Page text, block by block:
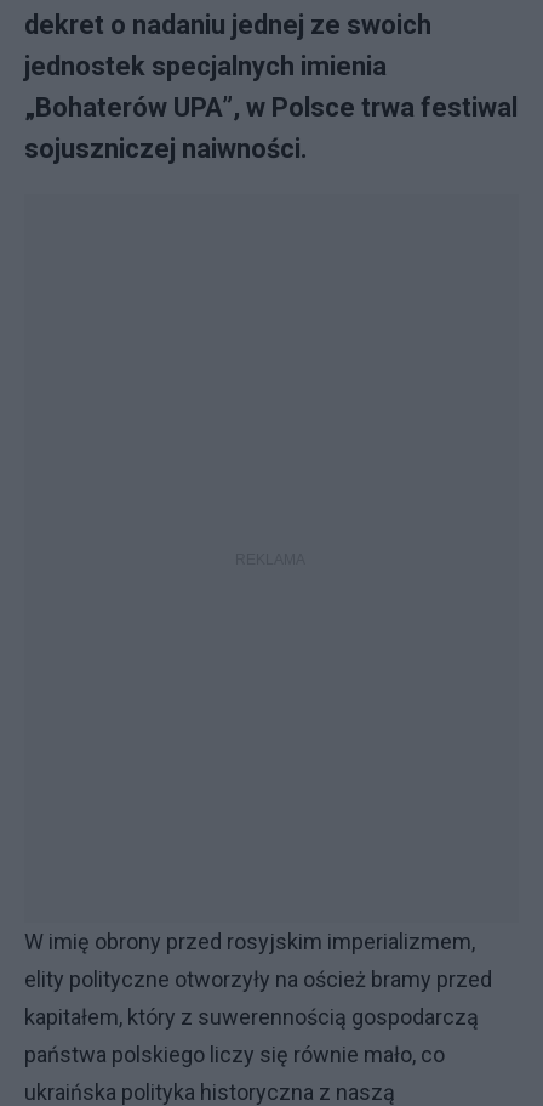
dekret o nadaniu jednej ze swoich
jednostek specjalnych imienia
„Bohaterów UPA”, w Polsce trwa festiwal
sojuszniczej naiwności.
W imię obrony przed rosyjskim imperializmem,
elity polityczne otworzyły na oścież bramy przed
kapitałem, który z suwerennością gospodarczą
państwa polskiego liczy się równie mało, co
ukraińska polityka historyczna z naszą